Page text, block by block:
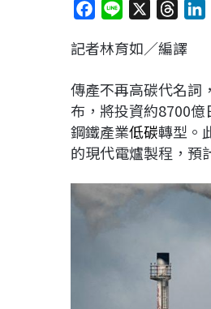
c
b
o
o
k
n
r
a
d
s
e
I
記者林育如／編譯
傳產不再高碳代名詞
布，將投資約8700
鋼鐵產業低碳轉型。
的現代電爐製程，預